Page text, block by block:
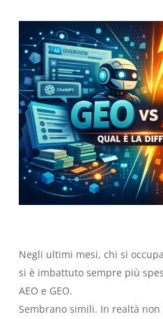
Negli ultimi mesi, chi si
si è imbattuto sempre più
AEO e GEO.
Sembrano simili. In realtà non